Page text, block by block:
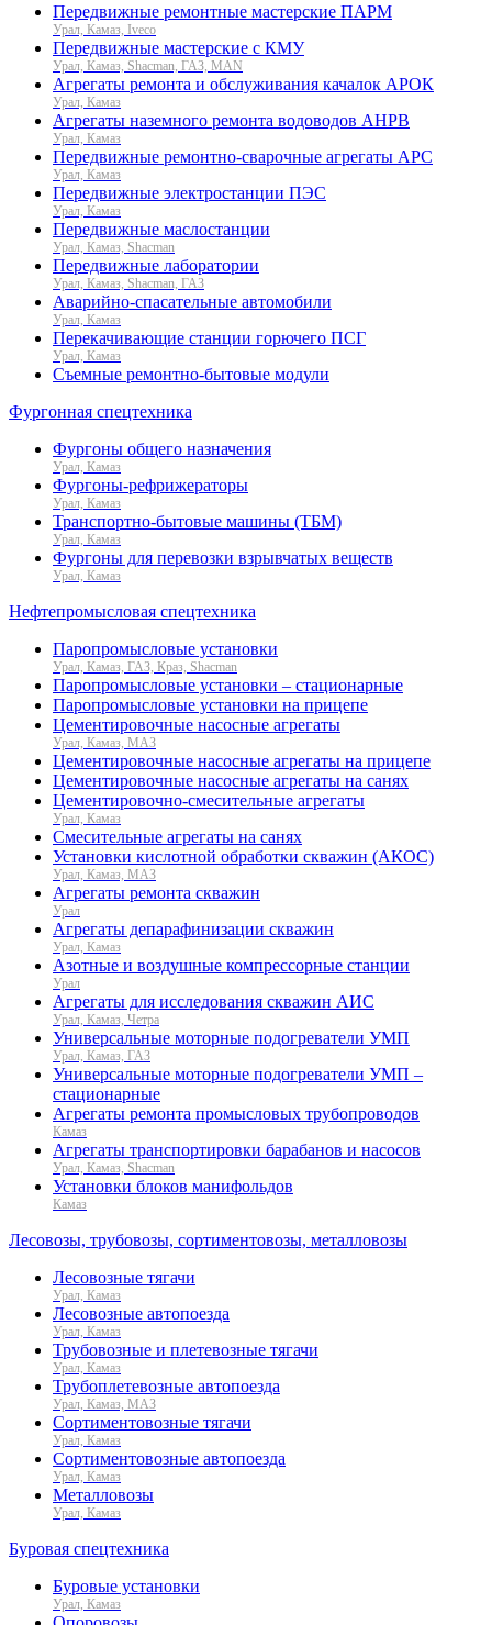
Передвижные ремонтные мастерские ПАРМ
Урал, Камаз, Iveco
Передвижные мастерские с КМУ
Урал, Камаз, Shacman, ГАЗ, MAN
Агрегаты ремонта и обслуживания качалок АРОК
Урал, Камаз
Агрегаты наземного ремонта водоводов АНРВ
Урал, Камаз
Передвижные ремонтно-сварочные агрегаты АРС
Урал, Камаз
Передвижные электростанции ПЭС
Урал, Камаз
Передвижные маслостанции
Урал, Камаз, Shacman
Передвижные лаборатории
Урал, Камаз, Shacman, ГАЗ
Аварийно-спасательные автомобили
Урал, Камаз
Перекачивающие станции горючего ПСГ
Урал, Камаз
Съемные ремонтно-бытовые модули
Фургонная спецтехника
Фургоны общего назначения
Урал, Камаз
Фургоны-рефрижераторы
Урал, Камаз
Транспортно-бытовые машины (ТБМ)
Урал, Камаз
Фургоны для перевозки взрывчатых веществ
Урал, Камаз
Нефтепромысловая спецтехника
Паропромысловые установки
Урал, Камаз, ГАЗ, Краз, Shacman
Паропромысловые установки – стационарные
Паропромысловые установки на прицепе
Цементировочные насосные агрегаты
Урал, Камаз, МАЗ
Цементировочные насосные агрегаты на прицепе
Цементировочные насосные агрегаты на санях
Цементировочно-смесительные агрегаты
Урал, Камаз
Смесительные агрегаты на санях
Установки кислотной обработки скважин (АКОС)
Урал, Камаз, МАЗ
Агрегаты ремонта скважин
Урал
Агрегаты депарафинизации скважин
Урал, Камаз
Азотные и воздушные компрессорные станции
Урал
Агрегаты для исследования скважин АИС
Урал, Камаз, Четра
Универсальные моторные подогреватели УМП
Урал, Камаз, ГАЗ
Универсальные моторные подогреватели УМП –
стационарные
Агрегаты ремонта промысловых трубопроводов
Камаз
Агрегаты транспортировки барабанов и насосов
Урал, Камаз, Shacman
Установки блоков манифольдов
Камаз
Лесовозы, трубовозы, сортиментовозы, металловозы
Лесовозные тягачи
Урал, Камаз
Лесовозные автопоезда
Урал, Камаз
Трубовозные и плетевозные тягачи
Урал, Камаз
Трубоплетевозные автопоезда
Урал, Камаз, МАЗ
Сортиментовозные тягачи
Урал, Камаз
Сортиментовозные автопоезда
Урал, Камаз
Металловозы
Урал, Камаз
Буровая спецтехника
Буровые установки
Урал, Камаз